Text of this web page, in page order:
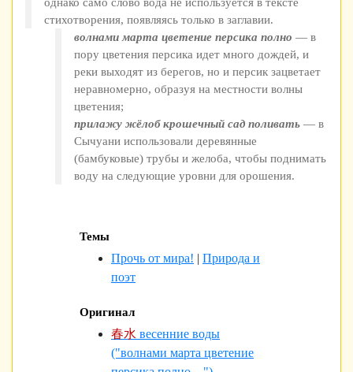
стихотворения, появляясь только в заглавии.
волнами марта цветение персика полно — в
пору цветения персика идет много дождей, и
реки выходят из берегов, но и персик зацветает
неравномерно, образуя на местности волны
цветения;
прилажу жёлоб крошечный сад поливать— в
Сычуани использовали деревянные
(бамбуковые) трубы и желоба, чтобы поднимать
воду на следующие уровни для орошения.
Темы
Прочь от мира! | Природа и
поэт
Оригинал
春水 весенние воды
("волнами марта цветение